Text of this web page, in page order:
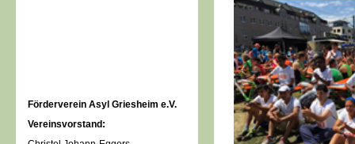
Förderverein Asyl Griesheim e.V.
Vereinsvorstand: